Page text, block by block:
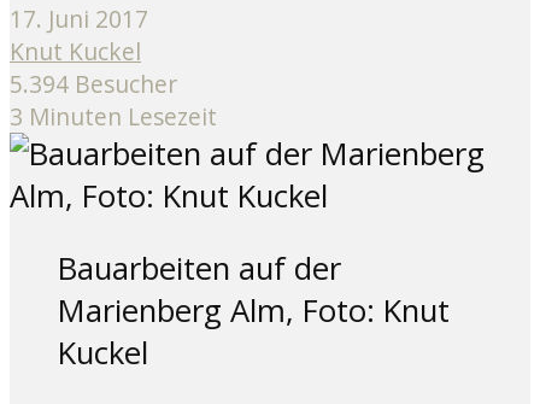
17. Juni 2017
Knut Kuckel
5.394 Besucher
3 Minuten Lesezeit
Bauarbeiten auf der
Marienberg Alm, Foto: Knut
Kuckel